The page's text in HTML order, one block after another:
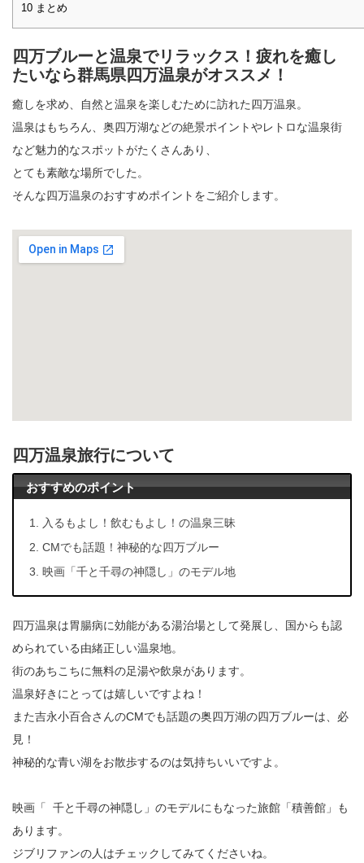
10 まとめ
四万ブルーと温泉でリラックス！疲れを癒し
たいなら群馬県四万温泉がオススメ！
癒しを求め、自然と温泉を楽しむために訪れた四万温泉。
温泉はもちろん、奥四万湖などの絶景ポイントやレトロな温泉街
など魅力的なスポットがたくさんあり、
とても素敵な場所でした。
そんな四万温泉のおすすめポイントをご紹介します。
四万温泉旅行について
おすすめのポイント
入るもよし！飲むもよし！の温泉三昧
CMでも話題！神秘的な四万ブルー
映画「千と千尋の神隠し」のモデル地
四万温泉は胃腸病に効能がある湯治場として発展し、国からも認
められている由緒正しい温泉地。
街のあちこちに無料の足湯や飲泉があります。
温泉好きにとっては嬉しいですよね！
また吉永小百合さんのCMでも話題の奥四万湖の四万ブルーは、必
見！
神秘的な青い湖をお散歩するのは気持ちいいですよ。
映画「 千と千尋の神隠し」のモデルにもなった旅館「積善館」も
あります。
ジブリファンの人はチェックしてみてくださいね。